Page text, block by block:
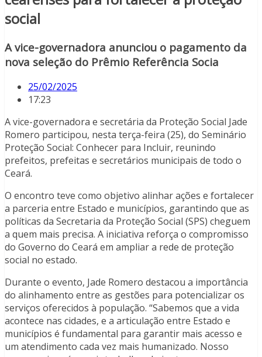
social
A vice-governadora anunciou o pagamento da
nova seleção do Prêmio Referência Socia
25/02/2025
17:23
A vice-governadora e secretária da Proteção Social Jade
Romero participou, nesta terça-feira (25), do Seminário
Proteção Social: Conhecer para Incluir, reunindo
prefeitos, prefeitas e secretários municipais de todo o
Ceará.
O encontro teve como objetivo alinhar ações e fortalecer
a parceria entre Estado e municípios, garantindo que as
políticas da Secretaria da Proteção Social (SPS) cheguem
a quem mais precisa. A iniciativa reforça o compromisso
do Governo do Ceará em ampliar a rede de proteção
social no estado.
Durante o evento, Jade Romero destacou a importância
do alinhamento entre as gestões para potencializar os
serviços oferecidos à população. “Sabemos que a vida
acontece nas cidades, e a articulação entre Estado e
municípios é fundamental para garantir mais acesso e
um atendimento cada vez mais humanizado. Nosso